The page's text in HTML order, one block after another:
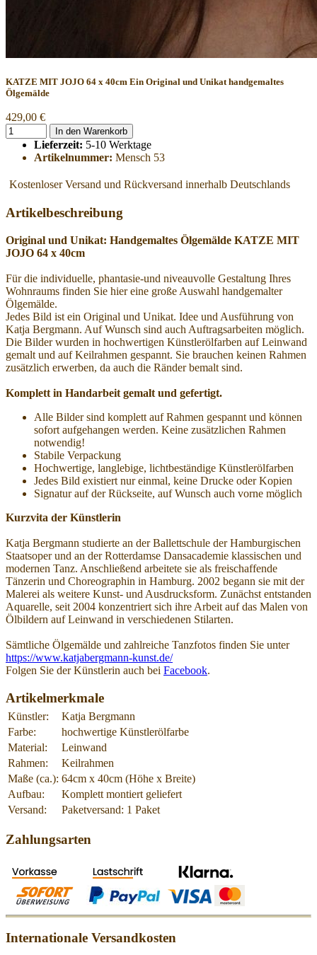
KATZE MIT JOJO 64 x 40cm Ein Original und Unikat handgemaltes
Ölgemälde
429,00 €
In den Warenkorb
Lieferzeit: 5-10 Werktage
Artikelnummer: Mensch 53
Kostenloser Versand und Rückversand innerhalb Deutschlands
Artikelbeschreibung
Original und Unikat: Handgemaltes Ölgemälde KATZE MIT
JOJO 64 x 40cm
Für die individuelle, phantasie-und niveauvolle Gestaltung Ihres
Wohnraums finden Sie hier eine große Auswahl handgemalter
Ölgemälde.
Jedes Bild ist ein Original und Unikat. Idee und Ausführung von
Katja Bergmann. Auf Wunsch sind auch Auftragsarbeiten möglich.
Die Bilder wurden in hochwertigen Künstlerölfarben auf Leinwand
gemalt und auf Keilrahmen gespannt. Sie brauchen keinen Rahmen
zusätzlich erwerben, da auch die Ränder bemalt sind.
Komplett in Handarbeit gemalt und gefertigt.
Alle Bilder sind komplett auf Rahmen gespannt und können
sofort aufgehangen werden. Keine zusätzlichen Rahmen
notwendig!
Stabile Verpackung
Hochwertige, langlebige, lichtbeständige Künstlerölfarben
Jedes Bild existiert nur einmal, keine Drucke oder Kopien
Signatur auf der Rückseite, auf Wunsch auch vorne möglich
Kurzvita der Künstlerin
Katja Bergmann studierte an der Ballettschule der Hamburgischen
Staatsoper und an der Rotterdamse Dansacademie klassischen und
modernen Tanz. Anschließend arbeitete sie als freischaffende
Tänzerin und Choreographin in Hamburg. 2002 begann sie mit der
Malerei als weitere Kunst- und Ausdrucksform. Zunächst entstanden
Aquarelle, seit 2004 konzentriert sich ihre Arbeit auf das Malen von
Ölbildern auf Leinwand in verschiedenen Stilarten.
Sämtliche Ölgemälde und zahlreiche Tanzfotos finden Sie unter
https://www.katjabergmann-kunst.de/
Folgen Sie der Künstlerin auch bei Facebook.
Artikelmerkmale
Künstler:
Katja Bergmann
Farbe:
hochwertige Künstlerölfarbe
Material:
Leinwand
Rahmen:
Keilrahmen
Maße (ca.): 64cm x 40cm (Höhe x Breite)
Aufbau:
Komplett montiert geliefert
Versand:
Paketversand: 1 Paket
Zahlungsarten
Internationale Versandkosten